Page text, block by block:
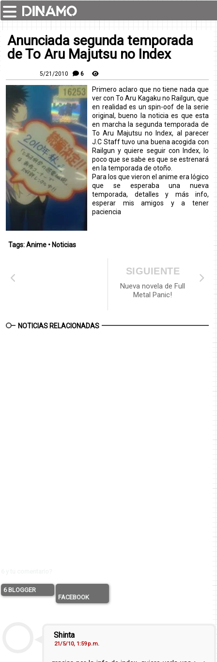
Anunciada segunda temporada
de To Aru Majutsu no Index
5/21/2010 6
Primero aclaro que no tiene nada que
ver con To Aru Kagaku no Railgun, que
en realidad es un spin-oof de la serie
original, bueno la noticia es que esta
en marcha la segunda temporada de
To Aru Majutsu no Index, al parecer
J.C Staff tuvo una buena acogida con
Railgun y quiere seguir con Index, lo
poco que se sabe es que se estrenará
en la temporada de otoño.
Para los que vieron el anime era lógico
que se esperaba una nueva
temporada, detalles y más info,
esperar mis amigos y a tener
paciencia
Tags:Anime • Noticias
SIGUIENTE
Nueva novela de Full
Metal Panic!
NOTICIAS RELACIONADAS
6 BLOGGER
FACEBOOK
Shinta
21/5/10, 1:59 p.m.